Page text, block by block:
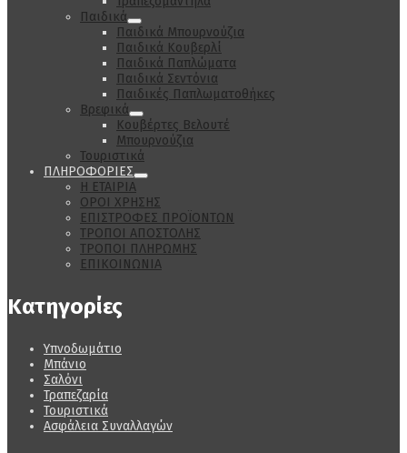
Παιδικά
Παιδικά Μπουρνούζια
Παιδικά Κουβερλί
Παιδικά Παπλώματα
Παιδικά Σεντόνια
Παιδικές Παπλωματοθήκες
Βρεφικά
Κουβέρτες Βελουτέ
Μπουρνούζια
Τουριστικά
ΠΛΗΡΟΦΟΡΙΕΣ
Η ΕΤΑΙΡΙΑ
ΟΡΟΙ ΧΡΗΣΗΣ
ΕΠΙΣΤΡΟΦΕΣ ΠΡΟΪΟΝΤΩΝ
ΤΡΟΠΟΙ ΑΠΟΣΤΟΛΗΣ
ΤΡΟΠΟΙ ΠΛΗΡΩΜΗΣ
ΕΠΙΚΟΙΝΩΝΙΑ
Κατηγορίες
Υπνοδωμάτιο
Μπάνιο
Σαλόνι
Τραπεζαρία
Τουριστικά
Ασφάλεια Συναλλαγών